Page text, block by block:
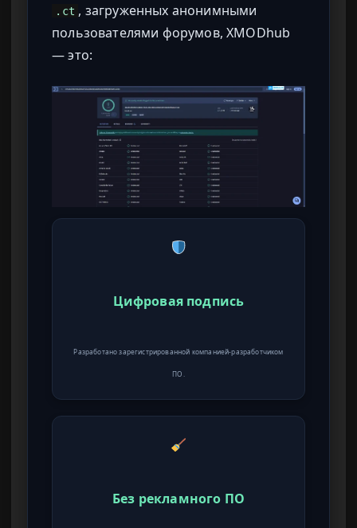
.ct , загруженных анонимными
пользователями форумов, XMODhub
— это:
Цифровая подпись
Разработано зарегистрированной компанией-разработчиком
ПО.
Без рекламного ПО